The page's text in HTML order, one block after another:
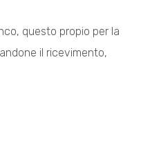
questo propio per la
il ricevimento,